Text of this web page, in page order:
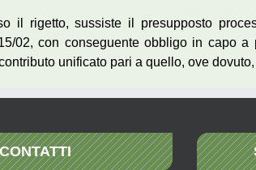
il rigetto, sussiste il presupposto
02, con conseguente obbligo in capo
unificato pari a quello, ove